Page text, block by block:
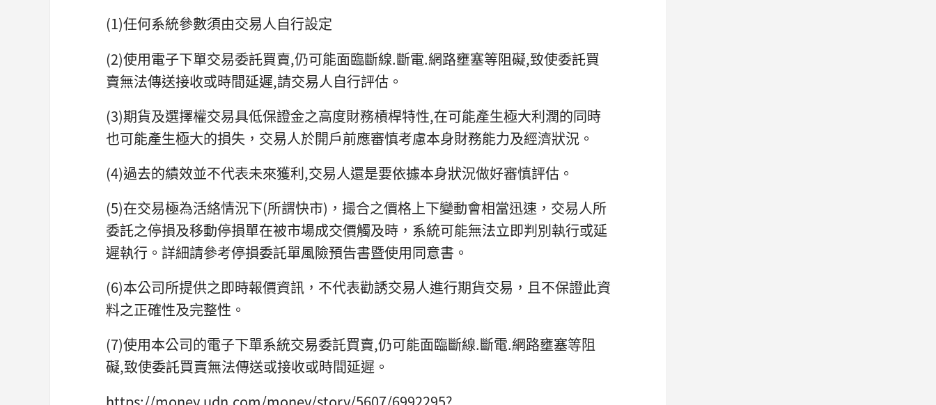
(1)任何系統參數須由交易人自行設定
(2)使用電子下單交易委託買賣,仍可能面臨斷線.斷電.網路壅塞等阻礙,致使委託買
賣無法傳送接收或時間延遲,請交易人自行評估。
(3)期貨及選擇權交易具低保證金之高度財務槓桿特性,在可能產生極大利潤的同時
也可能產生極大的損失，交易人於開戶前應審慎考慮本身財務能力及經濟狀況。
(4)過去的績效並不代表未來獲利,交易人還是要依據本身狀況做好審慎評估。
(5)在交易極為活絡情況下(所謂快市)，撮合之價格上下變動會相當迅速，交易人所
委託之停損及移動停損單在被市場成交價觸及時，系統可能無法立即判別執行或延
遲執行。詳細請參考停損委託單風險預告書暨使用同意書。
(6)本公司所提供之即時報價資訊，不代表勸誘交易人進行期貨交易，且不保證此資
料之正確性及完整性。
(7)使用本公司的電子下單系統交易委託買賣,仍可能面臨斷線.斷電.網路壅塞等阻
礙,致使委託買賣無法傳送或接收或時間延遲。